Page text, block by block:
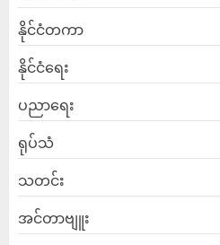
နိုင်ငံတကာ
နိုင်ငံရေး
ပညာရေး
ရုပ်သံ
သတင်း
အင်တာဗျူး